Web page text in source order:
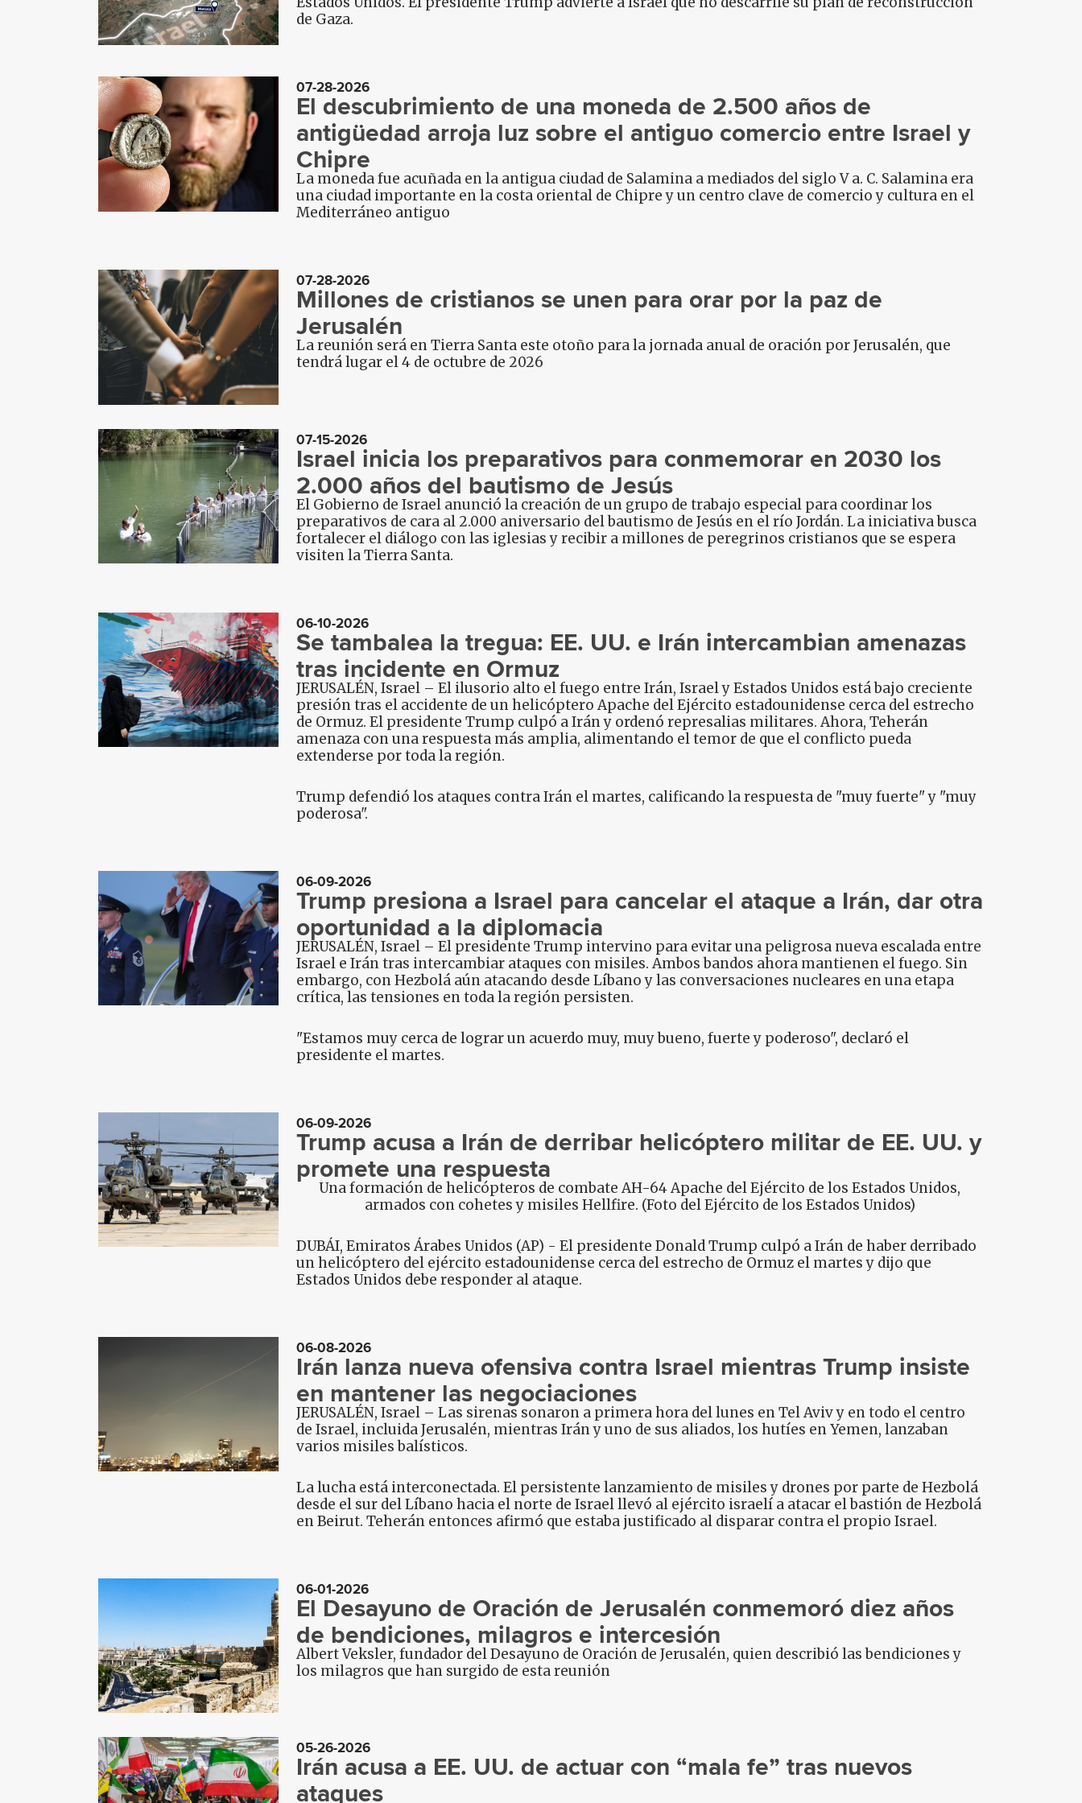
de Gaza.
07-28-2026
El descubrimiento de una moneda de 2.500 años de
antigüedad arroja luz sobre el antiguo comercio entre Israel y
Chipre
La moneda fue acuñada en la antigua ciudad de Salamina a mediados del siglo V a. C. Salamina era
una ciudad importante en la costa oriental de Chipre y un centro clave de comercio y cultura en el
Mediterráneo antiguo
07-28-2026
Millones de cristianos se unen para orar por la paz de
Jerusalén
La reunión será en Tierra Santa este otoño para la jornada anual de oración por Jerusalén, que
tendrá lugar el 4 de octubre de 2026
07-15-2026
Israel inicia los preparativos para conmemorar en 2030 los
2.000 años del bautismo de Jesús
El Gobierno de Israel anunció la creación de un grupo de trabajo especial para coordinar los
preparativos de cara al 2.000 aniversario del bautismo de Jesús en el río Jordán. La iniciativa busca
fortalecer el diálogo con las iglesias y recibir a millones de peregrinos cristianos que se espera
visiten la Tierra Santa.
06-10-2026
Se tambalea la tregua: EE. UU. e Irán intercambian amenazas
tras incidente en Ormuz
JERUSALÉN, Israel – El ilusorio alto el fuego entre Irán, Israel y Estados Unidos está bajo creciente
presión tras el accidente de un helicóptero Apache del Ejército estadounidense cerca del estrecho
de Ormuz. El presidente Trump culpó a Irán y ordenó represalias militares. Ahora, Teherán
amenaza con una respuesta más amplia, alimentando el temor de que el conflicto pueda
extenderse por toda la región.
Trump defendió los ataques contra Irán el martes, calificando la respuesta de "muy fuerte" y "muy
poderosa".
06-09-2026
Trump presiona a Israel para cancelar el ataque a Irán, dar otra
oportunidad a la diplomacia
JERUSALÉN, Israel – El presidente Trump intervino para evitar una peligrosa nueva escalada entre
Israel e Irán tras intercambiar ataques con misiles. Ambos bandos ahora mantienen el fuego. Sin
embargo, con Hezbolá aún atacando desde Líbano y las conversaciones nucleares en una etapa
crítica, las tensiones en toda la región persisten.
"Estamos muy cerca de lograr un acuerdo muy, muy bueno, fuerte y poderoso", declaró el
presidente el martes.
06-09-2026
Trump acusa a Irán de derribar helicóptero militar de EE. UU. y
promete una respuesta
Una formación de helicópteros de combate AH-64 Apache del Ejército de los Estados Unidos,
armados con cohetes y misiles Hellfire. (Foto del Ejército de los Estados Unidos)
DUBÁI, Emiratos Árabes Unidos (AP) - El presidente Donald Trump culpó a Irán de haber derribado
un helicóptero del ejército estadounidense cerca del estrecho de Ormuz el martes y dijo que
Estados Unidos debe responder al ataque.
06-08-2026
Irán lanza nueva ofensiva contra Israel mientras Trump insiste
en mantener las negociaciones
JERUSALÉN, Israel – Las sirenas sonaron a primera hora del lunes en Tel Aviv y en todo el centro
de Israel, incluida Jerusalén, mientras Irán y uno de sus aliados, los hutíes en Yemen, lanzaban
varios misiles balísticos.
La lucha está interconectada. El persistente lanzamiento de misiles y drones por parte de Hezbolá
desde el sur del Líbano hacia el norte de Israel llevó al ejército israelí a atacar el bastión de Hezbolá
en Beirut. Teherán entonces afirmó que estaba justificado al disparar contra el propio Israel.
06-01-2026
El Desayuno de Oración de Jerusalén conmemoró diez años
de bendiciones, milagros e intercesión
Albert Veksler, fundador del Desayuno de Oración de Jerusalén, quien describió las bendiciones y
los milagros que han surgido de esta reunión
05-26-2026
Irán acusa a EE. UU. de actuar con “mala fe” tras nuevos
ataques